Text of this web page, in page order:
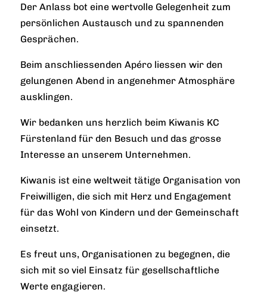
Der Anlass bot eine wertvolle Gelegenheit zum
persönlichen Austausch und zu spannenden
Gesprächen.
Beim anschliessenden Apéro liessen wir den
gelungenen Abend in angenehmer Atmosphäre
ausklingen.
Wir bedanken uns herzlich beim Kiwanis KC
Fürstenland für den Besuch und das grosse
Interesse an unserem Unternehmen.
Kiwanis ist eine weltweit tätige Organisation von
Freiwilligen, die sich mit Herz und Engagement
für das Wohl von Kindern und der Gemeinschaft
einsetzt.
Es freut uns, Organisationen zu begegnen, die
sich mit so viel Einsatz für gesellschaftliche
Werte engagieren.